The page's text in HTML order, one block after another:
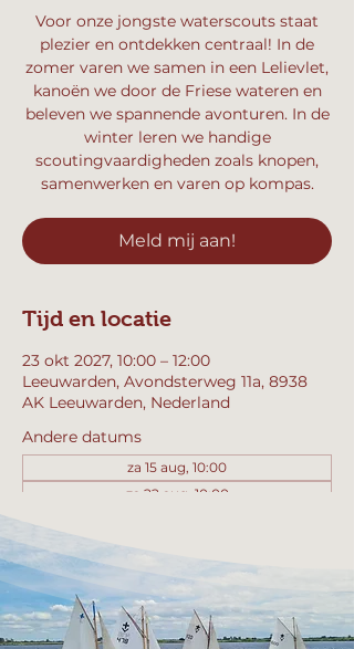
Voor onze jongste waterscouts staat
plezier en ontdekken centraal! In de
zomer varen we samen in een Lelievlet,
kanoën we door de Friese wateren en
beleven we spannende avonturen. In de
winter leren we handige
scoutingvaardigheden zoals knopen,
samenwerken en varen op kompas.
Meld mij aan!
Tijd en locatie
23 okt 2027, 10:00 – 12:00
Leeuwarden, Avondsterweg 11a, 8938
AK Leeuwarden, Nederland
Andere datums
za 15 aug, 10:00
za 22 aug, 10:00
Bekijk alle 357 datums
Meld mij aan!